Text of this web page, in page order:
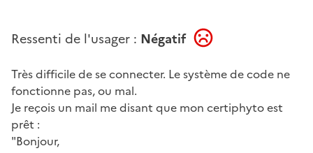
Ressenti de l'usager : Négatif
Très difficile de se connecter. Le système de code ne
fonctionne pas, ou mal.
Je reçois un mail me disant que mon certiphyto est
prêt :
"Bonjour,